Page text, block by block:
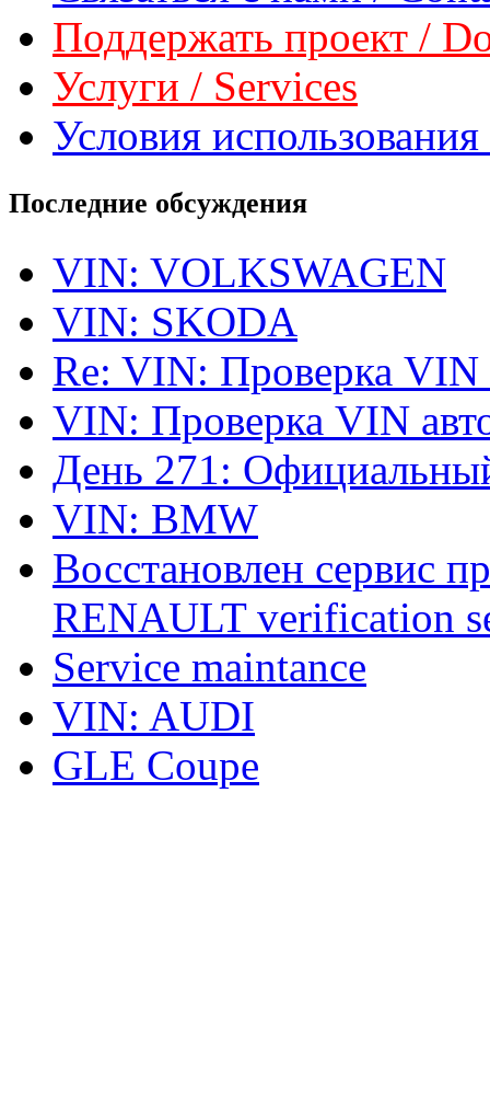
Поддержать проект /
Услуги / Services
Условия
Последние обсуждения
VIN: VOLKSWAGEN
VIN: SKODA
Re: VIN: Проверка VIN
VIN: Проверка VIN
День 271:
VIN: BMW
Восстановлен сервис
RENAULT verification
Service maintance
VIN: AUDI
GLE Coupe